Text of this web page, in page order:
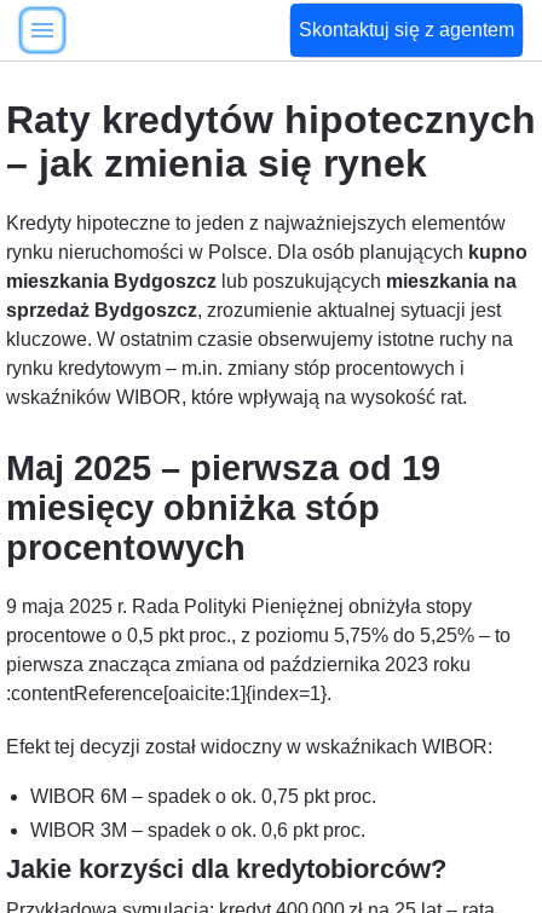
Skontaktuj się z agentem
Raty kredytów hipotecznych
– jak zmienia się rynek
Kredyty hipoteczne to jeden z najważniejszych elementów
rynku nieruchomości w Polsce. Dla osób planujących kupno
mieszkania Bydgoszcz lub poszukujących mieszkania na
sprzedaż Bydgoszcz, zrozumienie aktualnej sytuacji jest
kluczowe. W ostatnim czasie obserwujemy istotne ruchy na
rynku kredytowym – m.in. zmiany stóp procentowych i
wskaźników WIBOR, które wpływają na wysokość rat.
Maj 2025 – pierwsza od 19
miesięcy obniżka stóp
procentowych
9 maja 2025 r. Rada Polityki Pieniężnej obniżyła stopy
procentowe o 0,5 pkt proc., z poziomu 5,75% do 5,25% – to
pierwsza znacząca zmiana od października 2023 roku
:contentReference[oaicite:1]{index=1}.
Efekt tej decyzji został widoczny w wskaźnikach WIBOR:
WIBOR 6M – spadek o ok. 0,75 pkt proc.
WIBOR 3M – spadek o ok. 0,6 pkt proc.
Jakie korzyści dla kredytobiorców?